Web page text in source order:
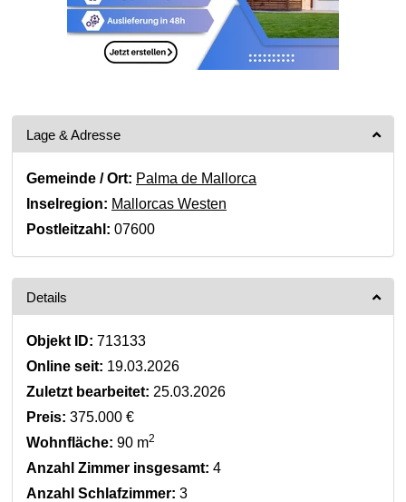
Lage & Adresse
Gemeinde / Ort: Palma de Mallorca
Inselregion: Mallorcas Westen
Postleitzahl: 07600
Details
Objekt ID: 713133
Online seit: 19.03.2026
Zuletzt bearbeitet: 25.03.2026
Preis: 375.000 €
Wohnfläche: 90 m2
Anzahl Zimmer insgesamt: 4
Anzahl Schlafzimmer: 3